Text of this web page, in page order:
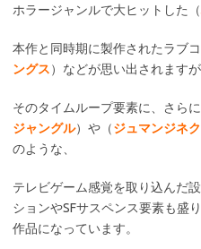
ホラージャンルで大ヒットした（
本作と同時期に製作されたラブ
ングス）などが思い出されますが
そのタイムループ要素に、さら
ジャングル）や（ジュマンジネ
のような、
テレビゲーム感覚を取り込んだ
ションやSFサスペンス要素も盛
作品になっています。